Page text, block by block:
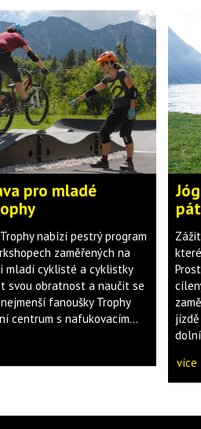
pro mladé
nabízí pestrý program
zaměřených na
mladí cyklisté a cyklistky
svou obratnost a naučit se
fanoušky Trophy
centrum s nafukovacím...
více